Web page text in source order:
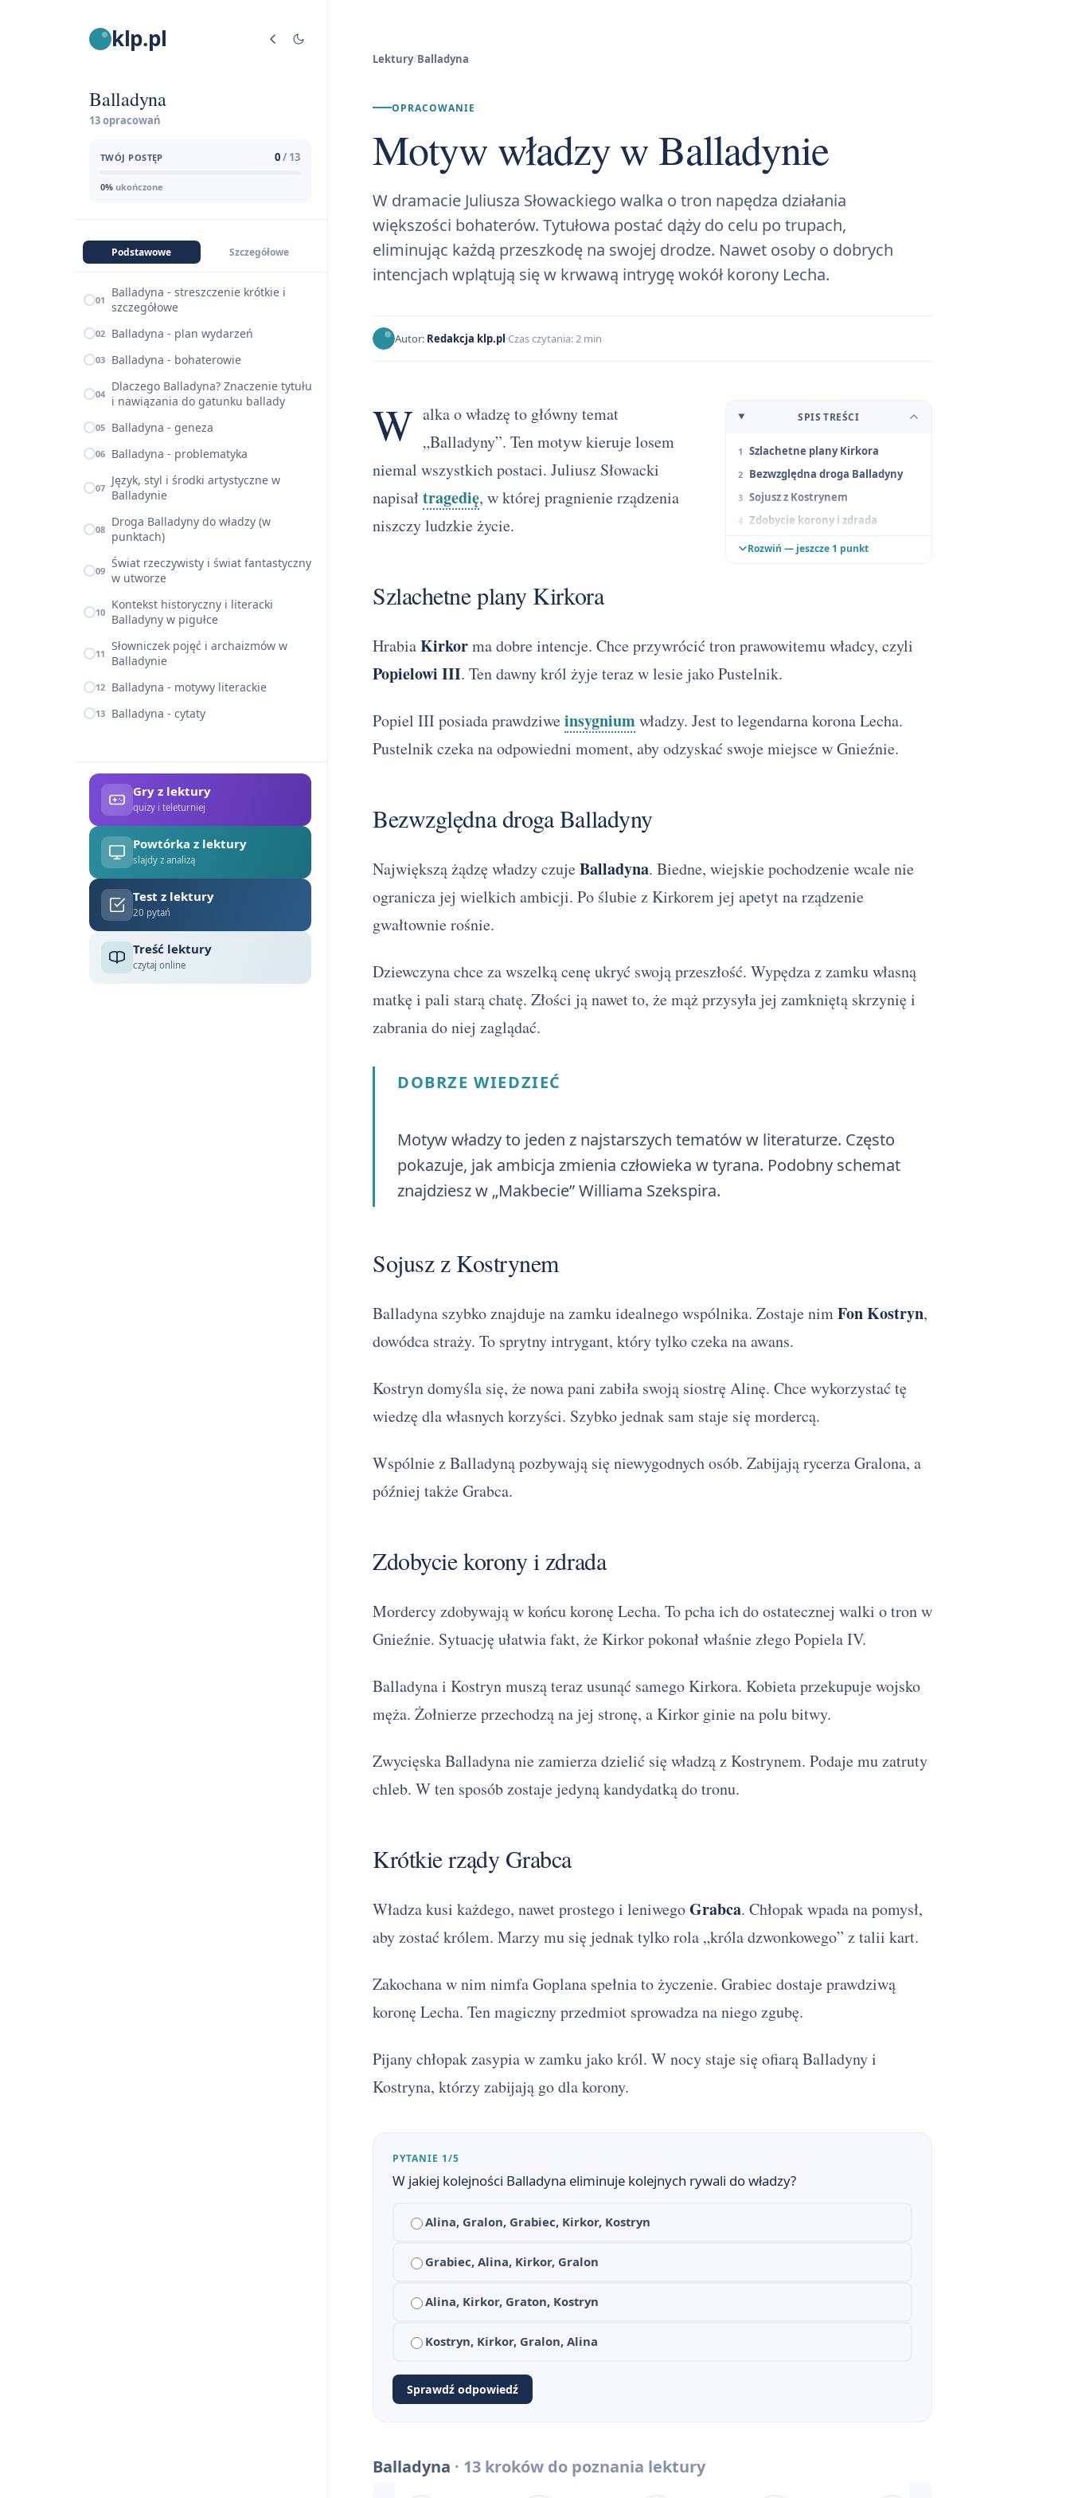
klp.pl
Balladyna
13 opracowań
TWÓJ POSTĘP 0/ 13
0% ukończone
Podstawowe Szczegółowe
01
Balladyna - streszczenie krótkie i
szczegółowe
02 Balladyna - plan wydarzeń
03 Balladyna - bohaterowie
04 Dlaczego Balladyna? Znaczenie tytułu
i nawiązania do gatunku ballady
05 Balladyna - geneza
06 Balladyna - problematyka
07 Język, styl i środki artystyczne w
Balladynie
08 Droga Balladyny do władzy (w
punktach)
09 Świat rzeczywisty i świat fantastyczny
w utworze
10 Kontekst historyczny i literacki
Balladyny w pigułce
11 Słowniczek pojęć i archaizmów w
Balladynie
12 Balladyna - motywy literackie
13 Balladyna - cytaty
Gry z lektury
quizy i teleturniej
Powtórka z lektury
slajdy z analizą
Test z lektury
20 pytań
Treść lektury
czytaj online
Lektury/Balladyna
OPRACOWANIE
Motyw władzy w Balladynie
W dramacie Juliusza Słowackiego walka o tron napędza działania
większości bohaterów. Tytułowa postać dąży do celu po trupach,
eliminując każdą przeszkodę na swojej drodze. Nawet osoby o dobrych
intencjach wplątują się w krwawą intrygę wokół korony Lecha.
Autor: Redakcja klp.pl Czas czytania: 2 min
SPIS TREŚCI
Szlachetne plany Kirkora
Bezwzględna droga Balladyny
Sojusz z Kostrynem
Zdobycie korony i zdrada
Krótkie rządy Grabca
Rozwiń — jeszcze 1 punkt
W alka o władzę to główny temat
„Balladyny”. Ten motyw kieruje losem
niemal wszystkich postaci. Juliusz Słowacki
napisałtragedię, w której pragnienie rządzenia
niszczy ludzkie życie.
Szlachetne plany Kirkora
HrabiaKirkorma dobre intencje. Chce przywrócić tron prawowitemu władcy, czyli
Popielowi III. Ten dawny król żyje teraz w lesie jako Pustelnik.
Popiel III posiada prawdziweinsygniumwładzy. Jest to legendarna korona Lecha.
Pustelnik czeka na odpowiedni moment, aby odzyskać swoje miejsce w Gnieźnie.
Bezwzględna droga Balladyny
Największą żądzę władzy czujeBalladyna. Biedne, wiejskie pochodzenie wcale nie
ogranicza jej wielkich ambicji. Po ślubie z Kirkorem jej apetyt na rządzenie
gwałtownie rośnie.
Dziewczyna chce za wszelką cenę ukryć swoją przeszłość. Wypędza z zamku własną
matkę i pali starą chatę. Złości ją nawet to, że mąż przysyła jej zamkniętą skrzynię i
zabrania do niej zaglądać.
DOBRZE WIEDZIEĆ
Motyw władzy to jeden z najstarszych tematów w literaturze. Często
pokazuje, jak ambicja zmienia człowieka w tyrana. Podobny schemat
znajdziesz w „Makbecie” Williama Szekspira.
Sojusz z Kostrynem
Balladyna szybko znajduje na zamku idealnego wspólnika. Zostaje nimFon Kostryn,
dowódca straży. To sprytny intrygant, który tylko czeka na awans.
Kostryn domyśla się, że nowa pani zabiła swoją siostrę Alinę. Chce wykorzystać tę
wiedzę dla własnych korzyści. Szybko jednak sam staje się mordercą.
Wspólnie z Balladyną pozbywają się niewygodnych osób. Zabijają rycerza Gralona, a
później także Grabca.
Zdobycie korony i zdrada
Mordercy zdobywają w końcu koronę Lecha. To pcha ich do ostatecznej walki o tron w
Gnieźnie. Sytuację ułatwia fakt, że Kirkor pokonał właśnie złego Popiela IV.
Balladyna i Kostryn muszą teraz usunąć samego Kirkora. Kobieta przekupuje wojsko
męża. Żołnierze przechodzą na jej stronę, a Kirkor ginie na polu bitwy.
Zwycięska Balladyna nie zamierza dzielić się władzą z Kostrynem. Podaje mu zatruty
chleb. W ten sposób zostaje jedyną kandydatką do tronu.
Krótkie rządy Grabca
Władza kusi każdego, nawet prostego i leniwegoGrabca. Chłopak wpada na pomysł,
aby zostać królem. Marzy mu się jednak tylko rola „króla dzwonkowego” z talii kart.
Zakochana w nim nimfa Goplana spełnia to życzenie. Grabiec dostaje prawdziwą
koronę Lecha. Ten magiczny przedmiot sprowadza na niego zgubę.
Pijany chłopak zasypia w zamku jako król. W nocy staje się ofiarą Balladyny i
Kostryna, którzy zabijają go dla korony.
PYTANIE 1/5
W jakiej kolejności Balladyna eliminuje kolejnych rywali do władzy?
Alina, Gralon, Grabiec, Kirkor, Kostryn
Grabiec, Alina, Kirkor, Gralon
Alina, Kirkor, Graton, Kostryn
Kostryn, Kirkor, Gralon, Alina
Sprawdź odpowiedź
Balladyna · 13 kroków do poznania lektury
2 Balladyna - plan wydarzeń
Balladyna - bohaterowie
Dlaczego Balladyna? Znaczenie tytułu i nawiązania do gatunku ballady
Balladyna - geneza
Balladyna - problematyka
8 Droga Balladyny do władzy (w punktach)
Kontekst historyczny i literacki Balladyny w pigułce